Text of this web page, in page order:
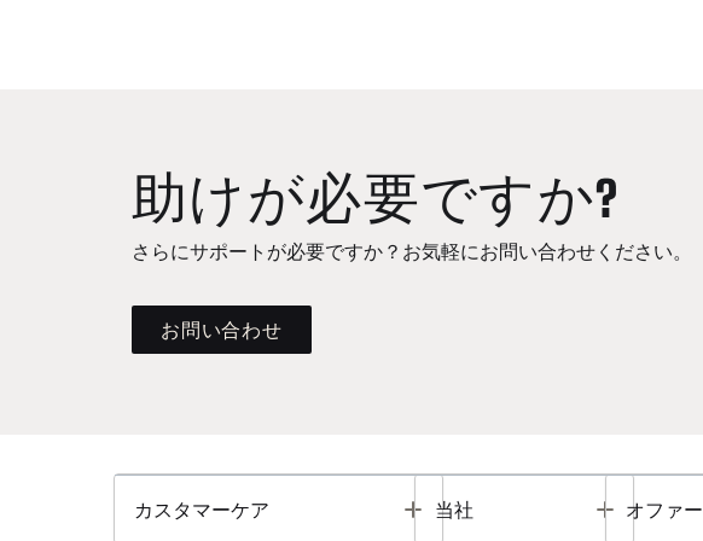
助けが必要ですか?
さらにサポートが必要ですか？お気軽にお問い合わせください。
お問い合わせ
カスタマーケア Toggle
当社 Toggle
オファー